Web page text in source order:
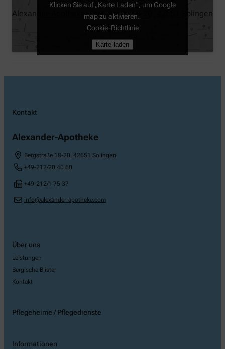
Alexander-Apotheke, Bergstraße 18-20, 42651 Solingen
Klicken Sie auf „Karte Laden“, um Google
map zu aktivieren.
Cookie-Richtlinie
Karte laden
Kontakt
Alexander-Apotheke
Bergstraße 18-20, 42651 Solingen
+49-212/20 40 60
+49-212/1 75 37
info@alexander-apotheke.com
Über uns
Leistungen
Bergische Blister
Kontakt
Pflegeheime / Pflegedienste
Informationen